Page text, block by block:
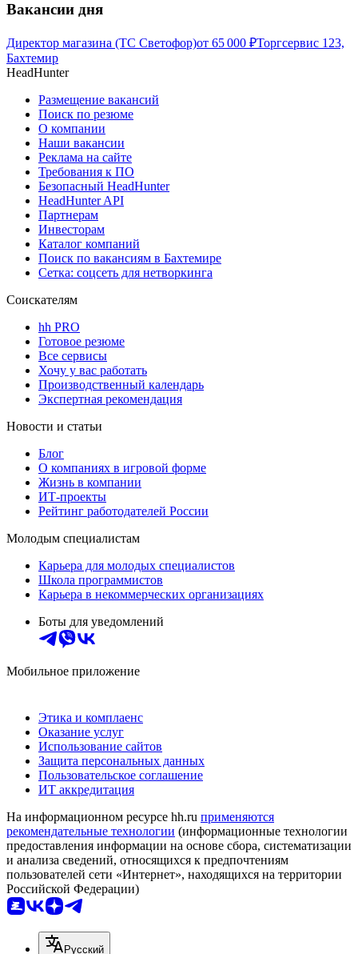
Вакансии дня
Директор магазина (ТС Светофор)от 65 000 ₽Торгсервис 123,
Бахтемир
HeadHunter
Размещение вакансий
Поиск по резюме
О компании
Наши вакансии
Реклама на сайте
Требования к ПО
Безопасный HeadHunter
HeadHunter API
Партнерам
Инвесторам
Каталог компаний
Поиск по вакансиям в Бахтемире
Сетка: соцсеть для нетворкинга
Соискателям
hh PRO
Готовое резюме
Все сервисы
Хочу у вас работать
Производственный календарь
Экспертная рекомендация
Новости и статьи
Блог
О компаниях в игровой форме
Жизнь в компании
ИТ-проекты
Рейтинг работодателей России
Молодым специалистам
Карьера для молодых специалистов
Школа программистов
Карьера в некоммерческих организациях
Боты для уведомлений
Мобильное приложение
Этика и комплаенс
Оказание услуг
Использование сайтов
Защита персональных данных
Пользовательское соглашение
ИТ аккредитация
На информационном ресурсе hh.ru применяются
рекомендательные технологии (информационные технологии
предоставления информации на основе сбора, систематизации
и анализа сведений, относящихся к предпочтениям
пользователей сети «Интернет», находящихся на территории
Российской Федерации)
Русский